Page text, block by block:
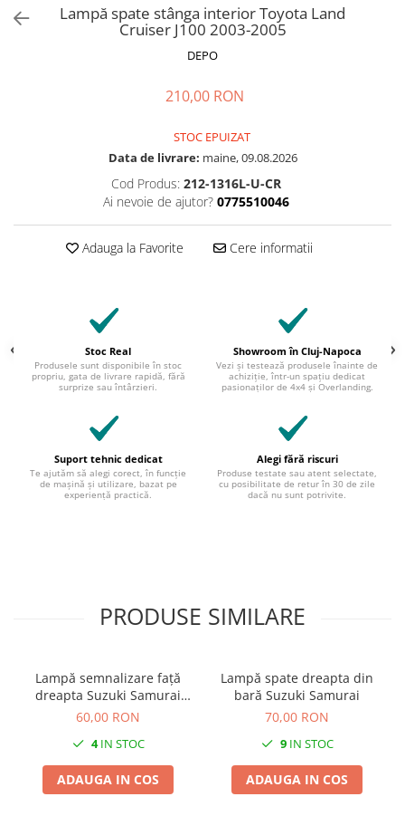
Lampă spate stânga interior Toyota Land
Cruiser J100 2003-2005
DEPO
210,00 RON
STOC EPUIZAT
Data de livrare: maine, 09.08.2026
Cod Produs: 212-1316L-U-CR
Ai nevoie de ajutor? 0775510046
Adauga la Favorite Cere informatii
Stoc Real
Produsele sunt disponibile în stoc
propriu, gata de livrare rapidă, fără
surprize sau întârzieri.
Showroom în Cluj-Napoca
Vezi și testează produsele înainte de
achiziție, într-un spațiu dedicat
pasionaților de 4x4 și Overlanding.
Suport tehnic dedicat
Te ajutăm să alegi corect, în funcție
de mașină și utilizare, bazat pe
experiență practică.
Alegi fără riscuri
Produse testate sau atent selectate,
cu posibilitate de retur în 30 de zile
dacă nu sunt potrivite.
PRODUSE SIMILARE
Lampă semnalizare față
dreapta Suzuki Samurai
1984-1997
60,00 RON
4IN STOC
ADAUGA IN COS
Lampă spate dreapta din
bară Suzuki Samurai
70,00 RON
9IN STOC
ADAUGA IN COS